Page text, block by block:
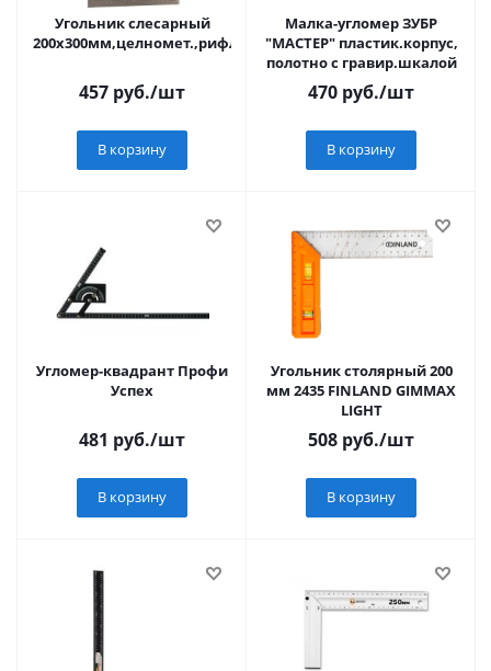
Угольник слесарный
200х300мм,целномет.,рифл.шкала
457 руб./шт
В корзину
Малка-угломер ЗУБР
"МАСТЕР" пластик.корпус,
полотно с гравир.шкалой
470 руб./шт
В корзину
Угломер-квадрант Профи
Успех
481 руб./шт
В корзину
Угольник столярный 200
мм 2435 FINLAND GIMMAX
LIGHT
508 руб./шт
В корзину